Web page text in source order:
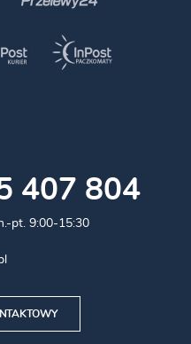
407 804
pt. 9:00-15:30